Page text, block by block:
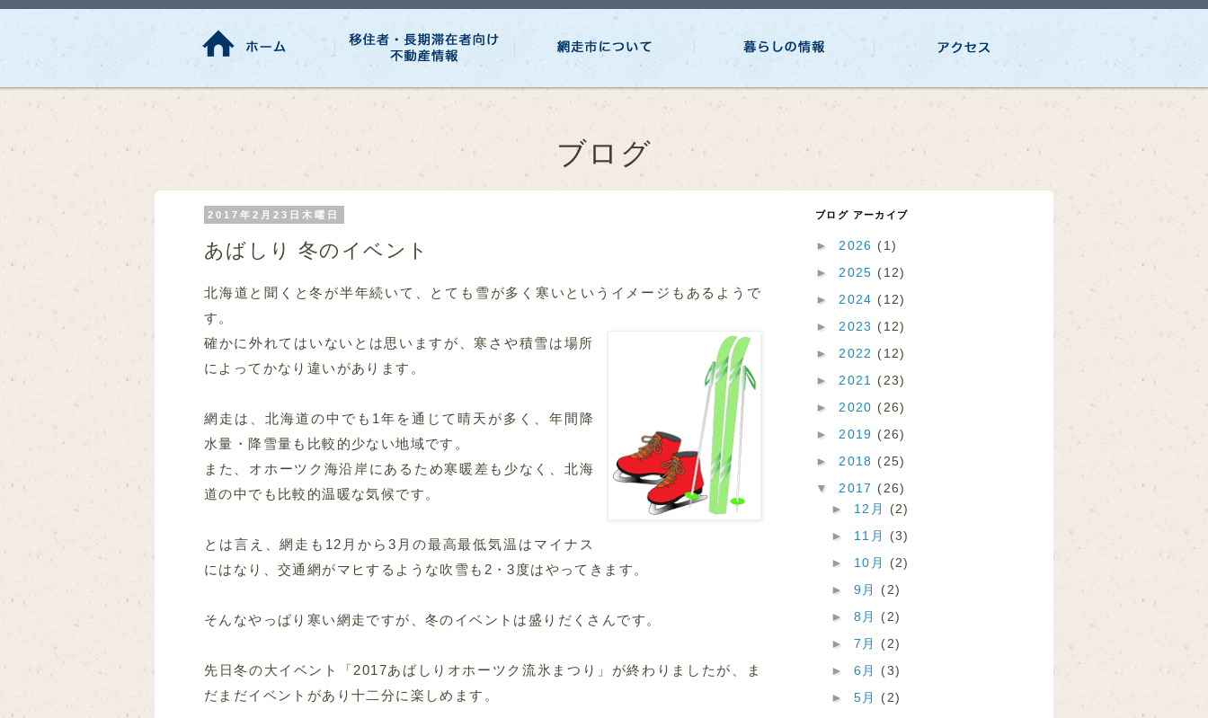
ブログ
2017年2月23日木曜日
あばしり 冬のイベント
北海道と聞くと冬が半年続いて、とても雪が多く寒いというイメージもあるようで
す。
確かに外れてはいないとは思いますが、寒さや積雪は場所
によってかなり違いがあります。
網走は、北海道の中でも1年を通じて晴天が多く、年間降
水量・降雪量も比較的少ない地域です。
また、オホーツク海沿岸にあるため寒暖差も少なく、北海
道の中でも比較的温暖な気候です。
とは言え、網走も12月から3月の最高最低気温はマイナス
にはなり、交通網がマヒするような吹雪も2・3度はやってきます。
そんなやっぱり寒い網走ですが、冬のイベントは盛りだくさんです。
先日冬の大イベント「2017あばしりオホーツク流氷まつり」が終わりましたが、ま
だまだイベントがあり十二分に楽しめます。
ブログ アーカイブ
► 2026 (1)
► 2025 (12)
► 2024 (12)
► 2023 (12)
► 2022 (12)
► 2021 (23)
► 2020 (26)
► 2019 (26)
► 2018 (25)
▼ 2017 (26)
► 12月 (2)
► 11月 (3)
► 10月 (2)
► 9月 (2)
► 8月 (2)
► 7月 (2)
► 6月 (3)
► 5月 (2)